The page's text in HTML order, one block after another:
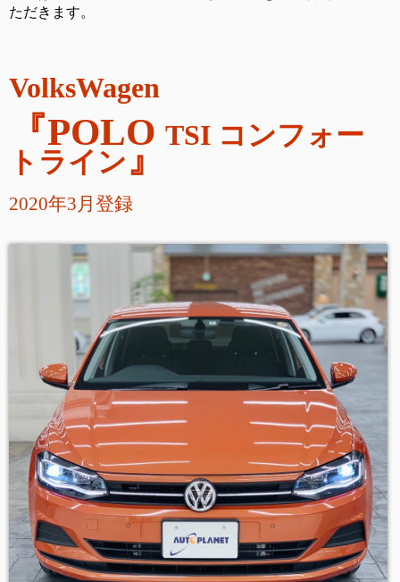
ただきます。
VolksWagen
『POLO TSI コンフォー
トライン』
2020年3月登録